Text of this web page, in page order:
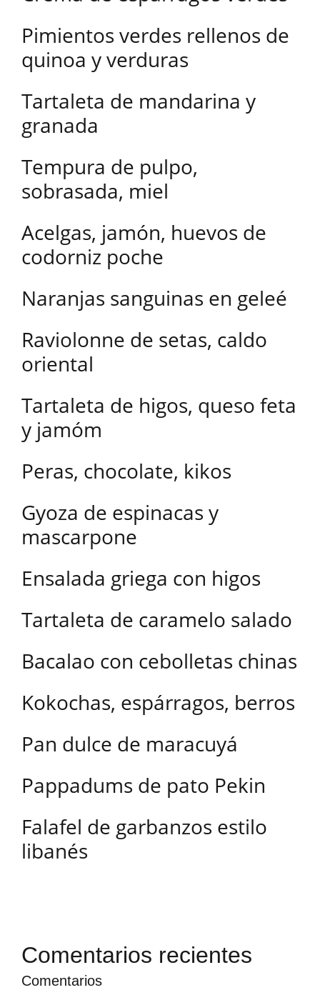
Pimientos verdes rellenos de
quinoa y verduras
Tartaleta de mandarina y
granada
Tempura de pulpo,
sobrasada, miel
Acelgas, jamón, huevos de
codorniz poche
Naranjas sanguinas en geleé
Raviolonne de setas, caldo
oriental
Tartaleta de higos, queso feta
y jamóm
Peras, chocolate, kikos
Gyoza de espinacas y
mascarpone
Ensalada griega con higos
Tartaleta de caramelo salado
Bacalao con cebolletas chinas
Kokochas, espárragos, berros
Pan dulce de maracuyá
Pappadums de pato Pekin
Falafel de garbanzos estilo
libanés
Comentarios recientes
Comentarios